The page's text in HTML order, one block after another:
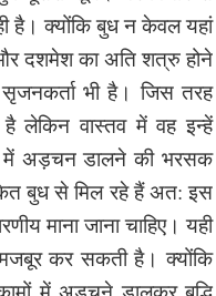
है। क्योंकि बुध न केवल यहां
दशमेश का अति शत्रु होने
सृजनकर्ता भी है। जिस तरह
लेकिन वास्तव में वह इन्हें
में अड़चन डालने की भरसक
बुध से मिल रहे हैं अत: इस
माना जाना चाहिए। यही
कर सकती है। क्योंकि